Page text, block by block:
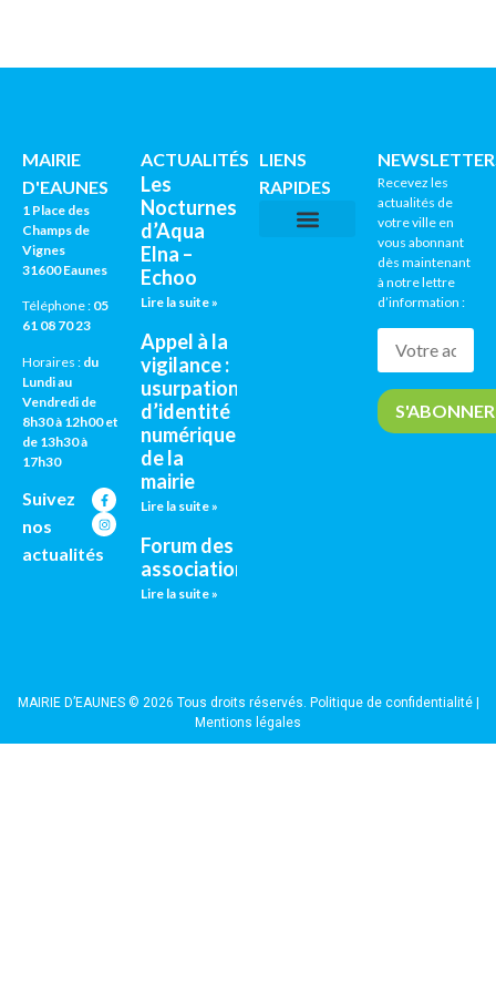
MAIRIE
D'EAUNES
1 Place des
Champs de
Vignes
31600 Eaunes
Téléphone : 05
61 08 70 23
Horaires : du
Lundi au
Vendredi de
8h30 à 12h00 et
de 13h30 à
17h30
Suivez
nos
actualités
ACTUALITÉS
Les
Nocturnes
d’Aqua
Elna –
Echoo
Lire la suite »
Appel à la
vigilance :
usurpation
d’identité
numérique
de la
mairie
Lire la suite »
Forum des
associations
Lire la suite »
LIENS
RAPIDES
Recevez les
actualités de
votre ville en
vous abonnant
dès maintenant
à notre lettre
d’information :
MAIRIE D’EAUNES © 2026 Tous droits réservés. Politique de confidentialité|
Mentions légales